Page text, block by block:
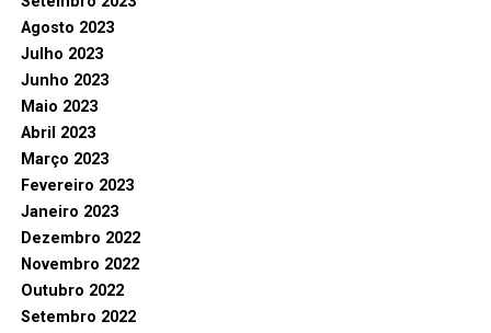
Agosto 2023
Julho 2023
Junho 2023
Maio 2023
Abril 2023
Março 2023
Fevereiro 2023
Janeiro 2023
Dezembro 2022
Novembro 2022
Outubro 2022
Setembro 2022